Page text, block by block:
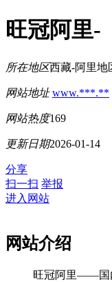
旺冠阿里-
所在地区西藏-阿里地
网站地址 www.***.**
网站热度169
更新日期2026-01-14
分享
扫一扫 举报
进入网站
网站介绍
旺冠阿里——国